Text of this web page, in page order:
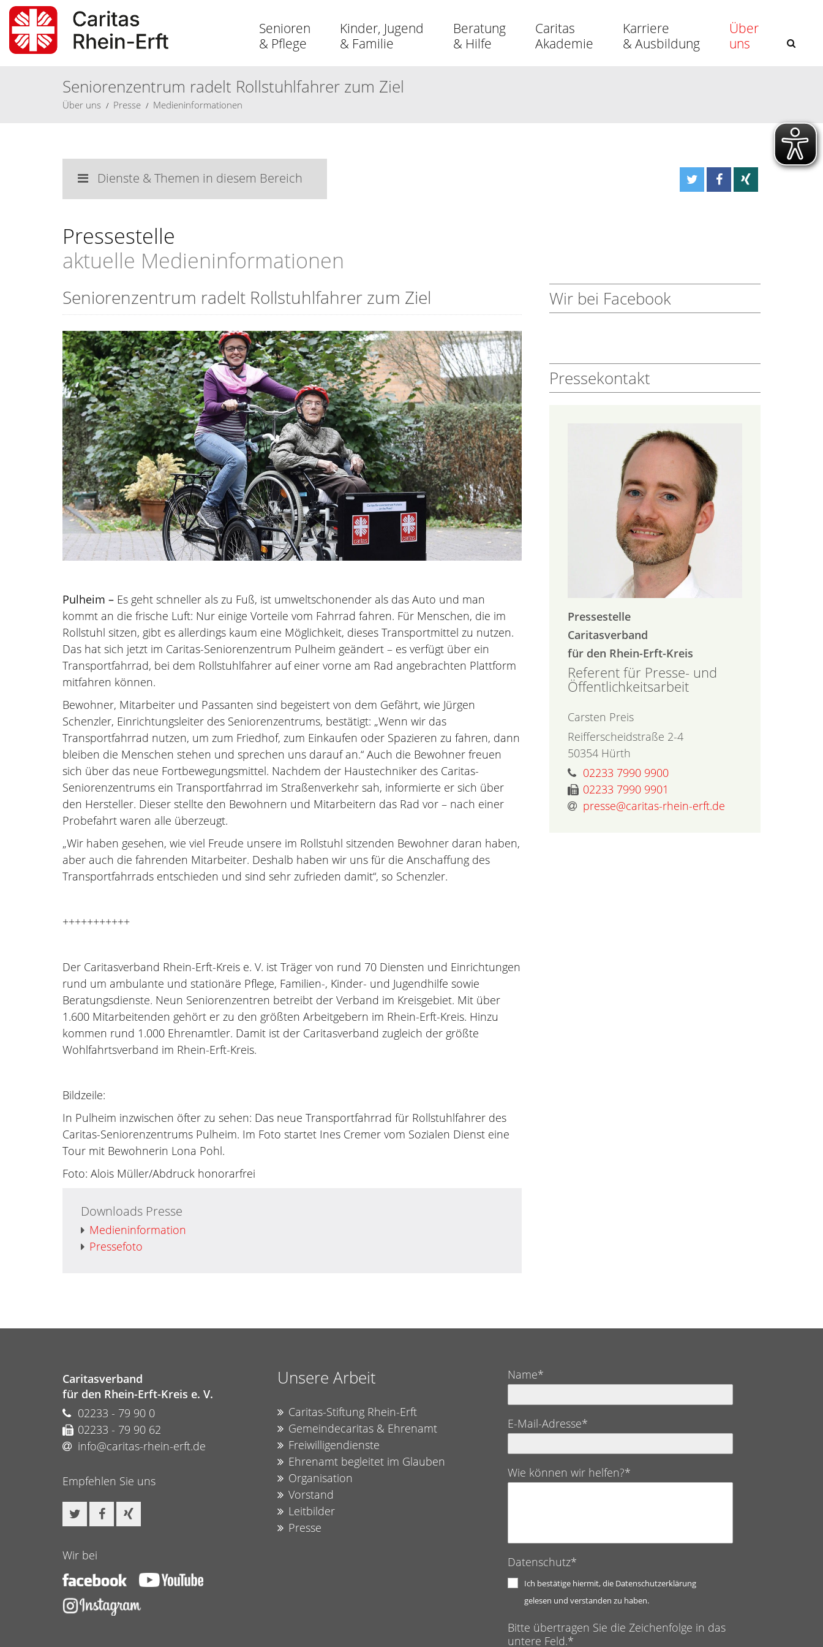
Senioren
& Pflege
Kinder, Jugend
& Familie
Beratung
& Hilfe
Caritas
Akademie
Karriere
& Ausbildung
Über
uns
Seniorenzentrum radelt Rollstuhlfahrer zum Ziel
Über uns Presse Medieninformationen
Dienste & Themen in diesem Bereich
Pressestelle
aktuelle Medieninformationen
Seniorenzentrum radelt Rollstuhlfahrer zum Ziel
Pulheim – Es geht schneller als zu Fuß, ist umweltschonender als das Auto und man
kommt an die frische Luft: Nur einige Vorteile vom Fahrrad fahren. Für Menschen, die im
Rollstuhl sitzen, gibt es allerdings kaum eine Möglichkeit, dieses Transportmittel zu nutzen.
Das hat sich jetzt im Caritas-Seniorenzentrum Pulheim geändert – es verfügt über ein
Transportfahrrad, bei dem Rollstuhlfahrer auf einer vorne am Rad angebrachten Plattform
mitfahren können.
Bewohner, Mitarbeiter und Passanten sind begeistert von dem Gefährt, wie Jürgen
Schenzler, Einrichtungsleiter des Seniorenzentrums, bestätigt: „Wenn wir das
Transportfahrrad nutzen, um zum Friedhof, zum Einkaufen oder Spazieren zu fahren, dann
bleiben die Menschen stehen und sprechen uns darauf an.“ Auch die Bewohner freuen
sich über das neue Fortbewegungsmittel. Nachdem der Haustechniker des Caritas-
Seniorenzentrums ein Transportfahrrad im Straßenverkehr sah, informierte er sich über
den Hersteller. Dieser stellte den Bewohnern und Mitarbeitern das Rad vor – nach einer
Probefahrt waren alle überzeugt.
„Wir haben gesehen, wie viel Freude unsere im Rollstuhl sitzenden Bewohner daran haben,
aber auch die fahrenden Mitarbeiter. Deshalb haben wir uns für die Anschaffung des
Transportfahrrads entschieden und sind sehr zufrieden damit“, so Schenzler.
+++++++++++
Der Caritasverband Rhein-Erft-Kreis e. V. ist Träger von rund 70 Diensten und Einrichtungen
rund um ambulante und stationäre Pflege, Familien-, Kinder- und Jugendhilfe sowie
Beratungsdienste. Neun Seniorenzentren betreibt der Verband im Kreisgebiet. Mit über
1.600 Mitarbeitenden gehört er zu den größten Arbeitgebern im Rhein-Erft-Kreis. Hinzu
kommen rund 1.000 Ehrenamtler. Damit ist der Caritasverband zugleich der größte
Wohlfahrtsverband im Rhein-Erft-Kreis.
Bildzeile:
In Pulheim inzwischen öfter zu sehen: Das neue Transportfahrrad für Rollstuhlfahrer des
Caritas-Seniorenzentrums Pulheim. Im Foto startet Ines Cremer vom Sozialen Dienst eine
Tour mit Bewohnerin Lona Pohl.
Foto: Alois Müller/Abdruck honorarfrei
Downloads Presse
Medieninformation
Pressefoto
Wir bei Facebook
Pressekontakt
Pressestelle
Caritasverband
für den Rhein-Erft-Kreis
Referent für Presse- und
Öffentlichkeitsarbeit
Carsten Preis
Reifferscheidstraße 2-4
50354 Hürth
02233 7990 9900
02233 7990 9901
presse@caritas-rhein-erft.de
Caritasverband
für den Rhein-Erft-Kreis e. V.
02233 - 79 90 0
02233 - 79 90 62
info@caritas-rhein-erft.de
Empfehlen Sie uns
Wir bei
Unsere Arbeit
Caritas-Stiftung Rhein-Erft
Gemeindecaritas & Ehrenamt
Freiwilligendienste
Ehrenamt begleitet im Glauben
Organisation
Vorstand
Leitbilder
Presse
Name*
E-Mail-Adresse*
Wie können wir helfen?*
Datenschutz*
Ich bestätige hiermit, die Datenschutzerklärung
gelesen und verstanden zu haben.
Bitte übertragen Sie die Zeichenfolge in das
untere Feld.*